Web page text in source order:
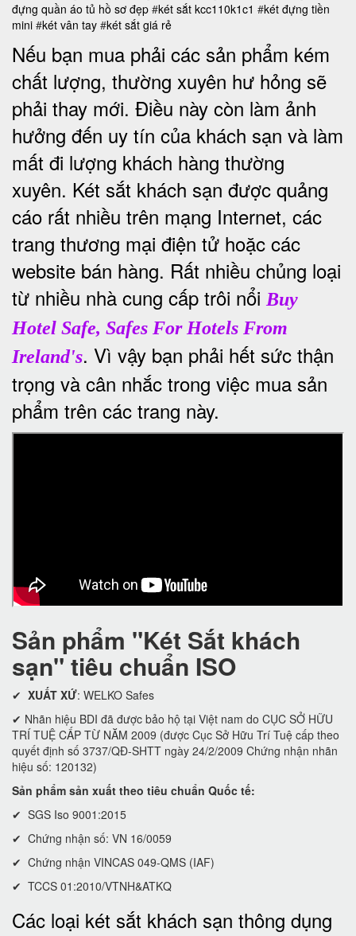
đựng quần áo tủ hồ sơ đẹp #két sắt kcc110k1c1 #két đựng tiền
mini #két vân tay #két sắt giá rẻ
Nếu bạn mua phải các sản phẩm kém
chất lượng, thường xuyên hư hỏng sẽ
phải thay mới. Điều này còn làm ảnh
hưởng đến uy tín của khách sạn và làm
mất đi lượng khách hàng thường
xuyên. Két sắt khách sạn được quảng
cáo rất nhiều trên mạng Internet, các
trang thương mại điện tử hoặc các
website bán hàng. Rất nhiều chủng loại
từ nhiều nhà cung cấp trôi nổi Buy
Hotel Safe, Safes For Hotels From
Ireland's. Vì vậy bạn phải hết sức thận
trọng và cân nhắc trong việc mua sản
phẩm trên các trang này.
Sản phẩm "Két Sắt khách
sạn" tiêu chuẩn ISO
✔ XUẤT XỨ: WELKO Safes
✔ Nhãn hiệu BDI đã được bảo hộ tại Việt nam do CỤC SỞ HỮU
TRÍ TUỆ CẤP TỪ NĂM 2009 (được Cục Sở Hữu Trí Tuệ cấp theo
quyết định số 3737/QĐ-SHTT ngày 24/2/2009 Chứng nhận nhãn
hiệu số: 120132)
Sản phẩm sản xuất theo tiêu chuẩn Quốc tế:
✔ SGS Iso 9001:2015
✔ Chứng nhận số: VN 16/0059
✔ Chứng nhận VINCAS 049-QMS (IAF)
✔ TCCS 01:2010/VTNH&ATKQ
Các loại két sắt khách sạn thông dụng